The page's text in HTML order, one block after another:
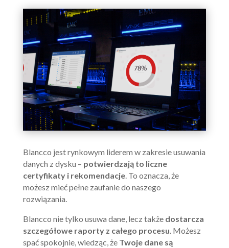
Blancco jest rynkowym liderem w zakresie usuwania
danych z dysku – potwierdzają to liczne
certyfikaty i rekomendacje. To oznacza, że
możesz mieć pełne zaufanie do naszego
rozwiązania.
Blancco nie tylko usuwa dane, lecz także dostarcza
szczegółowe raporty z całego procesu. Możesz
spać spokojnie, wiedząc, że Twoje dane są